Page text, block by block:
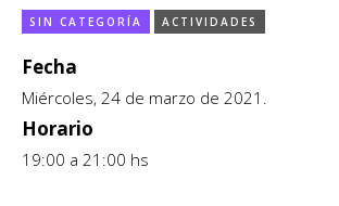
CCE en el interior/libros
Espacio itinerante de lectura infantil
Exposiciones
Formación
Género y Diversidad
Infantil y Juvenil
SIN CATEGORÍA ACTIVIDADES
Fecha
Miércoles, 24 de marzo de 2021.
Horario
19:00 a 21:00 hs